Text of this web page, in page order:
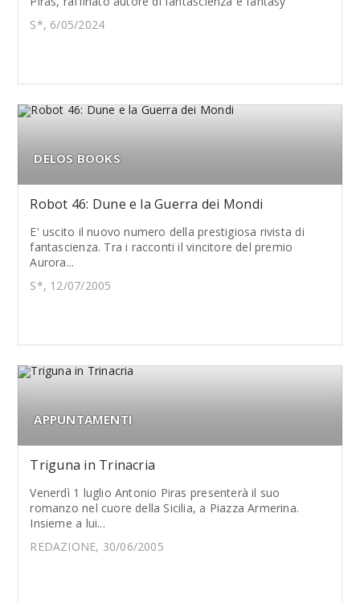
S*, 6/05/2024
DELOS BOOKS
Robot 46: Dune e la Guerra dei Mondi
E' uscito il nuovo numero della prestigiosa rivista di
fantascienza. Tra i racconti il vincitore del premio
Aurora...
S*, 12/07/2005
APPUNTAMENTI
Triguna in Trinacria
Venerdì 1 luglio Antonio Piras presenterà il suo
romanzo nel cuore della Sicilia, a Piazza Armerina.
Insieme a lui...
REDAZIONE, 30/06/2005